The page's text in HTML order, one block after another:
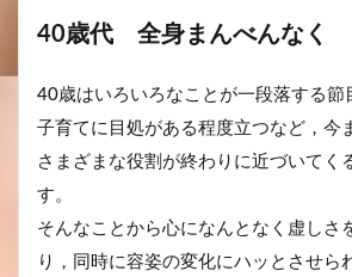
40歳代 全身まんべんなく
40歳はいろいろなことが一段落する節
子育てに目処がある程度立つなど，今
さまざまな役割が終わりに近づいてく
す。
そんなことから心になんとなく虚しさ
り，同時に容姿の変化にハッとさせら